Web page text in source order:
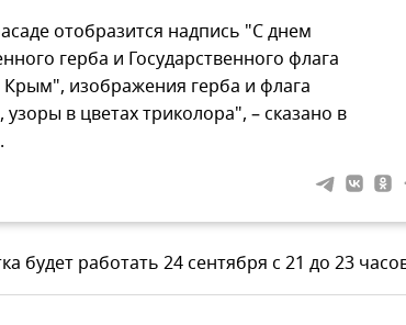
отобразится надпись "С днем
герба и Государственного флага
Крым", изображения герба и флага
узоры в цветах триколора", – сказано в
будет работать 24 сентября с 21 до 23